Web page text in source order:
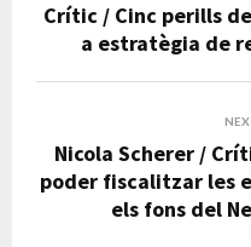
Crític / Cinc perills
a estratègia de
Nicola Scherer /
poder fiscalitzar les
els fons del